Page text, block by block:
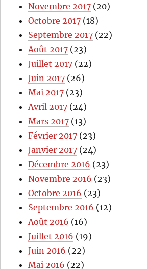
Novembre 2017 (20)
Octobre 2017 (18)
Septembre 2017 (22)
Août 2017 (23)
Juillet 2017 (22)
Juin 2017 (26)
Mai 2017 (23)
Avril 2017 (24)
Mars 2017 (13)
Février 2017 (23)
Janvier 2017 (24)
Décembre 2016 (23)
Novembre 2016 (23)
Octobre 2016 (23)
Septembre 2016 (12)
Août 2016 (16)
Juillet 2016 (19)
Juin 2016 (22)
Mai 2016 (22)